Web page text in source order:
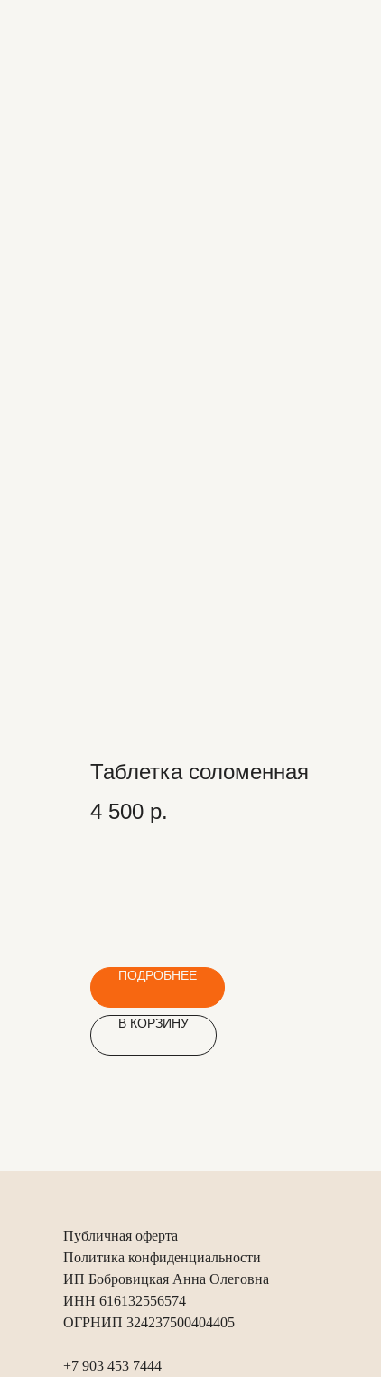
Таблетка соломенная
4 500 р.
ПОДРОБНЕЕ
В КОРЗИНУ
Публичная оферта
Политика конфиденциальности
ИП Бобровицкая Анна Олеговна
ИНН 616132556574
ОГРНИП 324237500404405
+7 903 453 7444